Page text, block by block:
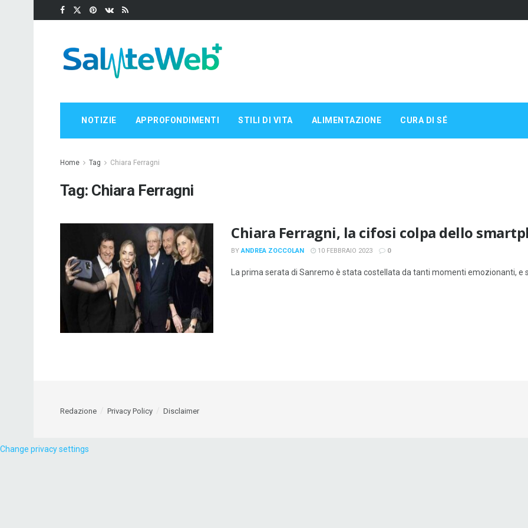
NOTIZIE APPROFONDIMENTI STILI DI VITA ALIMENTAZIONE CURA DI SÉ
Home Tag Chiara Ferragni
Tag: Chiara Ferragni
Chiara Ferragni, la cifosi colpa dello
BY ANDREA ZOCCOLAN 10 FEBBRAIO 2023 0
La prima serata di Sanremo è stata costellata da tanti momenti emozionanti, e
Redazione Privacy Policy Disclaimer
Change privacy settings